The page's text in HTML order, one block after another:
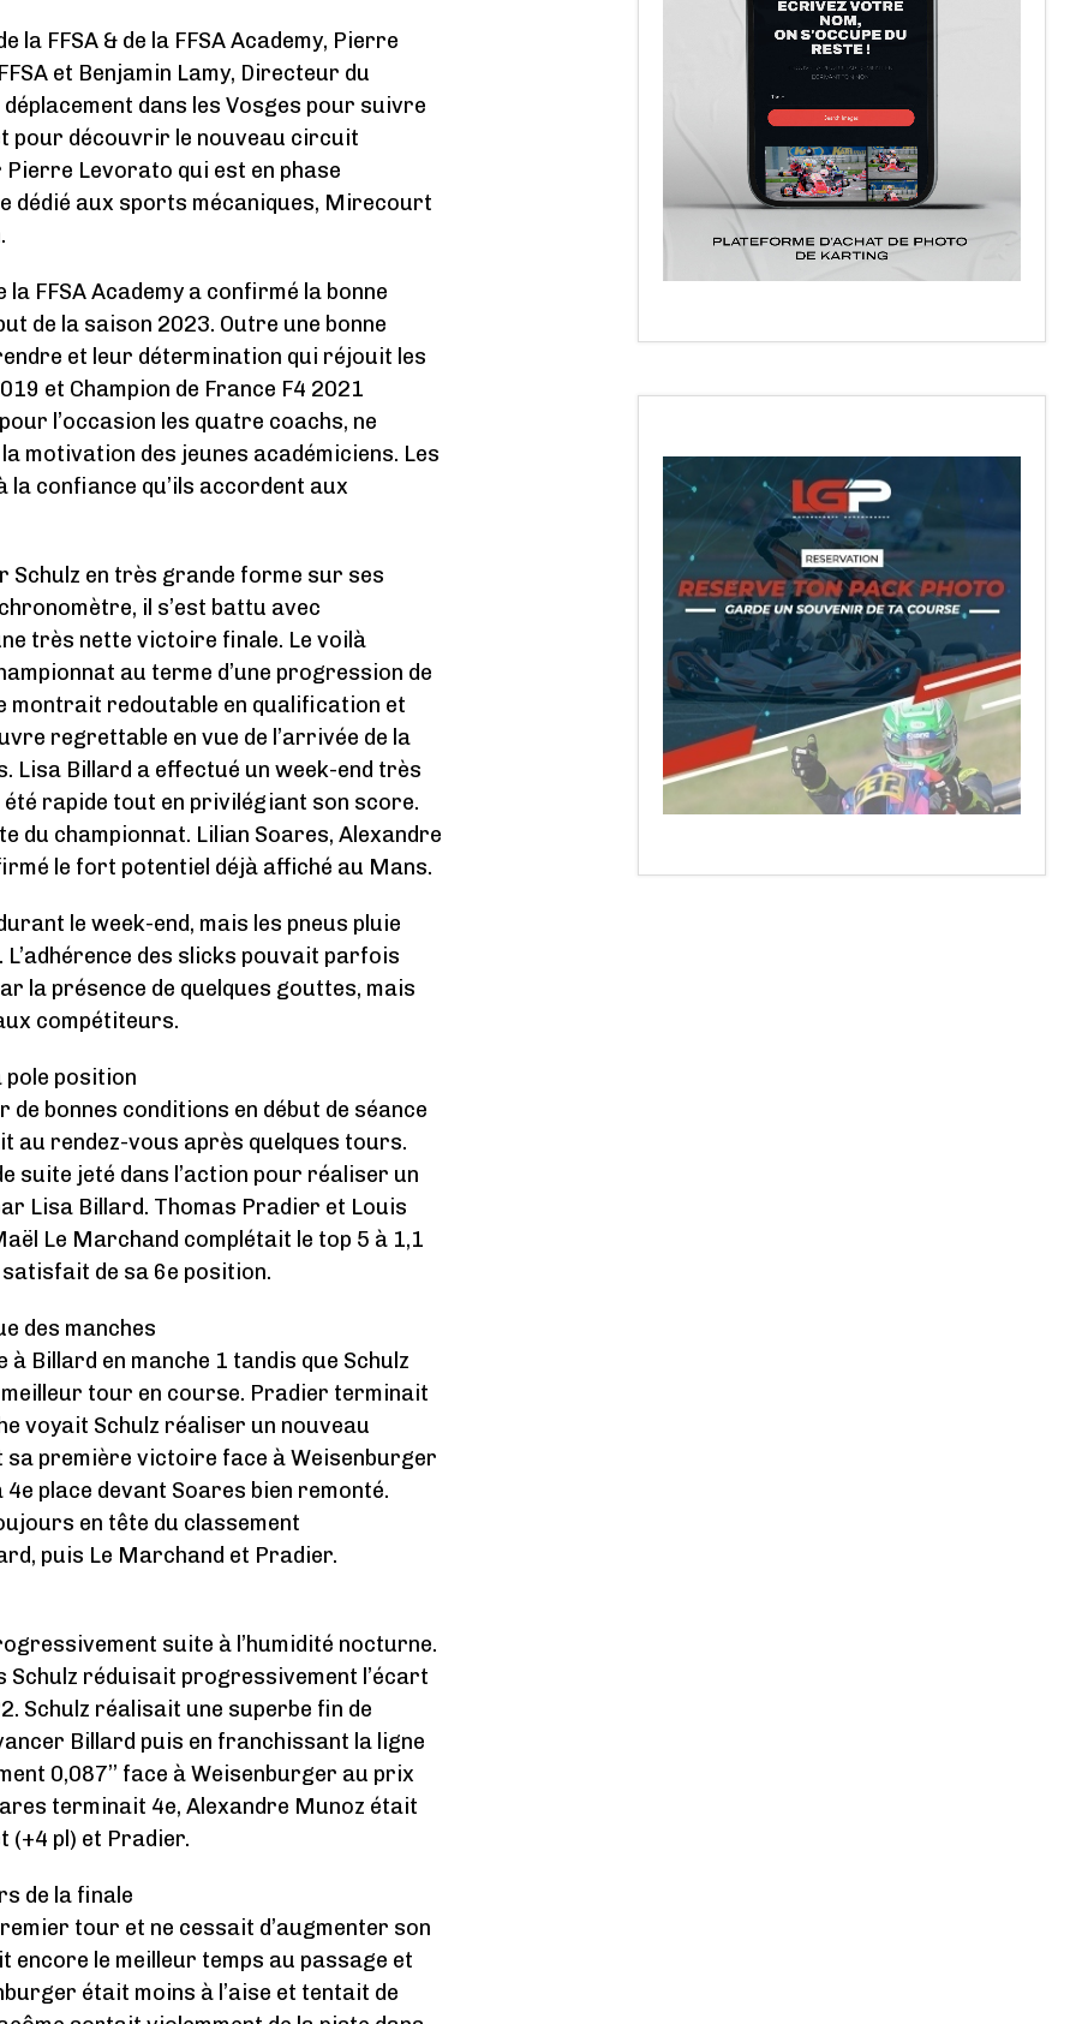
la FFSA & de la FFSA Academy, Pierre
et Benjamin Lamy, Directeur du
dans les Vosges pour suivre
pour découvrir le nouveau circuit
Levorato qui est en phase
dédié aux sports mécaniques, Mirecourt
FFSA Academy a confirmé la bonne
de la saison 2023. Outre une bonne
et leur détermination qui réjouit les
et Champion de France F4 2021
l’occasion les quatre coachs, ne
motivation des jeunes académiciens. Les
confiance qu’ils accordent aux
Schulz en très grande forme sur ses
il s’est battu avec
très nette victoire finale. Le voilà
au terme d’une progression de
montrait redoutable en qualification et
regrettable en vue de l’arrivée de la
Lisa Billard a effectué un week-end très
rapide tout en privilégiant son score.
du championnat. Lilian Soares, Alexandre
le fort potentiel déjà affiché au Mans.
le week-end, mais les pneus pluie
des slicks pouvait parfois
la présence de quelques gouttes, mais
compétiteurs.
pole position
bonnes conditions en début de séance
au rendez-vous après quelques tours.
suite jeté dans l’action pour réaliser un
Lisa Billard. Thomas Pradier et Louis
Le Marchand complétait le top 5 à 1,1
satisfait de sa 6e position.
des manches
à Billard en manche 1 tandis que Schulz
tour en course. Pradier terminait
voyait Schulz réaliser un nouveau
sa première victoire face à Weisenburger
place devant Soares bien remonté.
en tête du classement
puis Le Marchand et Pradier.
suite à l’humidité nocturne.
réduisait progressivement l’écart
Schulz réalisait une superbe fin de
Billard puis en franchissant la ligne
0,087’’ face à Weisenburger au prix
terminait 4e, Alexandre Munoz était
(+4 pl) et Pradier.
de la finale
tour et ne cessait d’augmenter son
le meilleur temps au passage et
était moins à l’aise et tentait de